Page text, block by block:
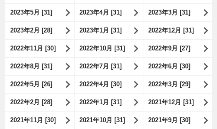
2023年5月 [31] 2023年4月 [31] 2023年3月 [31]
2023年2月 [28] 2023年1月 [31] 2022年12月 [31]
2022年11月 [30] 2022年10月 [31] 2022年9月 [27]
2022年8月 [31] 2022年7月 [31] 2022年6月 [30]
2022年5月 [26] 2022年4月 [30] 2022年3月 [29]
2022年2月 [28] 2022年1月 [31] 2021年12月 [31]
2021年11月 [30] 2021年10月 [31] 2021年9月 [30]